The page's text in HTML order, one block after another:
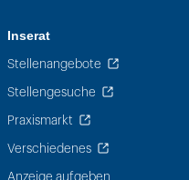
Inserat
Stellenangebote
Stellengesuche
Praxismarkt
Verschiedenes
Anzeige aufgeben